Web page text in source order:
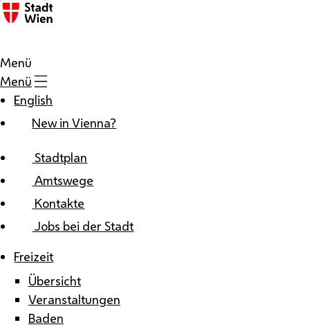
Zum Inhalt
Menü
Menü
English
New in Vienna?
Stadtplan
Amtswege
Kontakte
Jobs bei der Stadt
Freizeit
Übersicht
Veranstaltungen
Baden